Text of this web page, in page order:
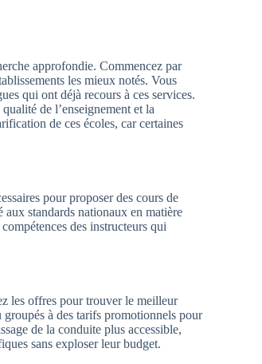
approfondie. Commencez par
les mieux notés. Vous
qui ont déjà recours à ces services.
de l’enseignement et la
de ces écoles, car certaines
pour proposer des cours de
standards nationaux en matière
des instructeurs qui
les offres pour trouver le meilleur
à des tarifs promotionnels pour
de la conduite plus accessible,
sans exploser leur budget.